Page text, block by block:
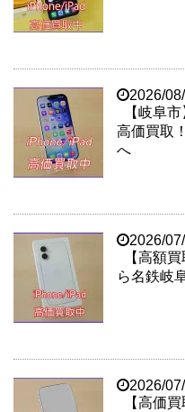
2026/
【岐阜
高価買取
へ
2026/
【高額
ら名鉄岐
2026/
【高価